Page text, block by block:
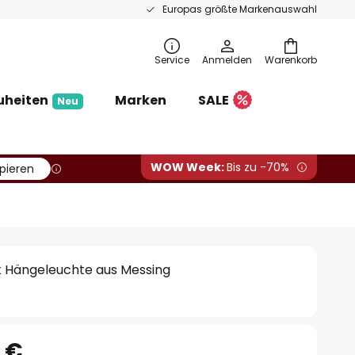
Europas größte Markenauswahl
Warenkorb
Service Anmelden
Neu Marken SALE
WOW Week:Bis zu -70%
Hängeleuchte aus Messing